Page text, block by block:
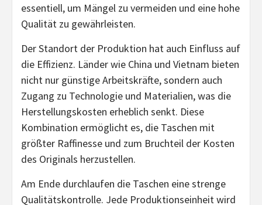
essentiell, um Mängel zu vermeiden und eine hohe
Qualität zu gewährleisten.
Der Standort der Produktion hat auch Einfluss auf
die Effizienz. Länder wie China und Vietnam bieten
nicht nur günstige Arbeitskräfte, sondern auch
Zugang zu Technologie und Materialien, was die
Herstellungskosten erheblich senkt. Diese
Kombination ermöglicht es, die Taschen mit
größter Raffinesse und zum Bruchteil der Kosten
des Originals herzustellen.
Am Ende durchlaufen die Taschen eine strenge
Qualitätskontrolle. Jede Produktionseinheit wird